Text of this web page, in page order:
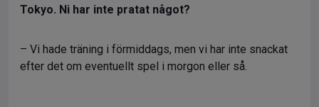
Tokyo. Ni har inte pratat något?
– Vi hade träning i förmiddags, men vi har inte snackat
efter det om eventuellt spel i morgon eller så.